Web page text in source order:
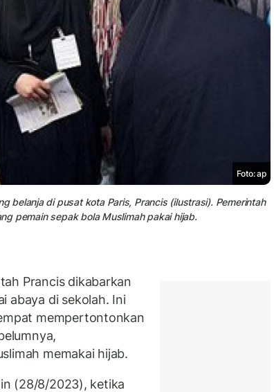
Foto: ap
belanja di pusat kota Paris, Prancis (ilustrasi). Pemerintah
pemain sepak bola Muslimah pakai hijab.
Prancis dikabarkan
abaya di sekolah. Ini
mempertontonkan
memakai hijab.
(28/8/2023), ketika